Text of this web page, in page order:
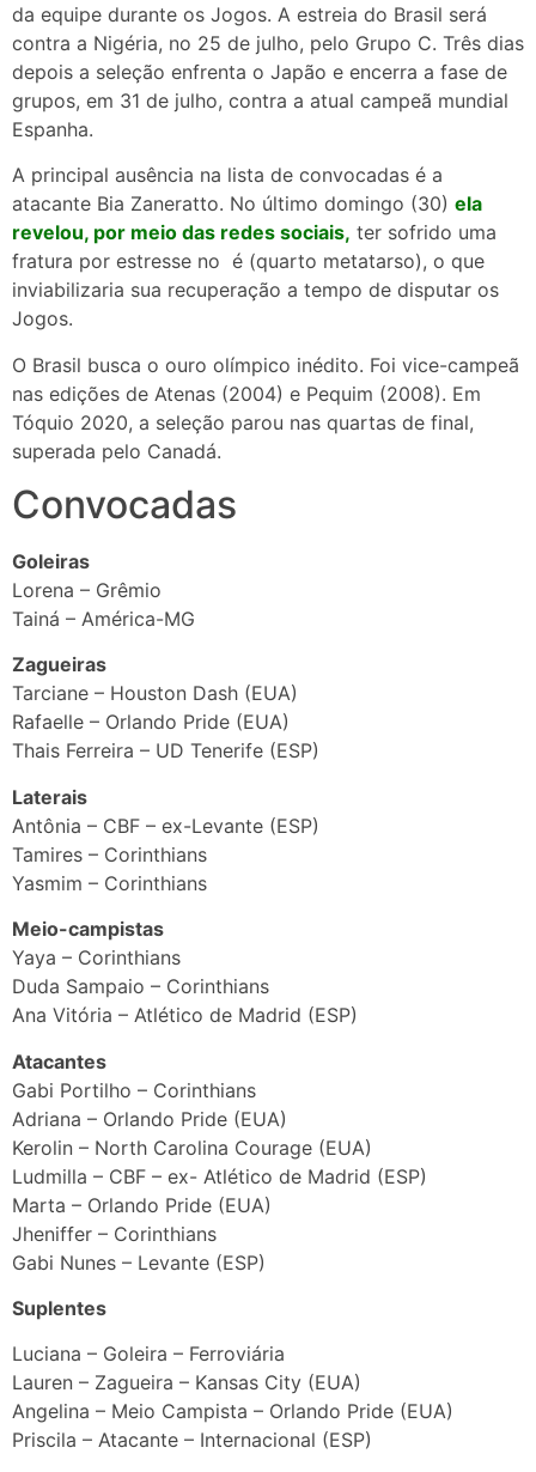
da equipe durante os Jogos. A estreia do Brasil será
contra a Nigéria, no 25 de julho, pelo Grupo C. Três dias
depois a seleção enfrenta o Japão e encerra a fase de
grupos, em 31 de julho, contra a atual campeã mundial
Espanha.
A principal ausência na lista de convocadas é a
atacante Bia Zaneratto. No último domingo (30) ela
revelou, por meio das redes sociais, ter sofrido uma
fratura por estresse no é (quarto metatarso), o que
inviabilizaria sua recuperação a tempo de disputar os
Jogos.
O Brasil busca o ouro olímpico inédito. Foi vice-campeã
nas edições de Atenas (2004) e Pequim (2008). Em
Tóquio 2020, a seleção parou nas quartas de final,
superada pelo Canadá.
Convocadas
Goleiras
Lorena – Grêmio
Tainá – América-MG
Zagueiras
Tarciane – Houston Dash (EUA)
Rafaelle – Orlando Pride (EUA)
Thais Ferreira – UD Tenerife (ESP)
Laterais
Antônia – CBF – ex-Levante (ESP)
Tamires – Corinthians
Yasmim – Corinthians
Meio-campistas
Yaya – Corinthians
Duda Sampaio – Corinthians
Ana Vitória – Atlético de Madrid (ESP)
Atacantes
Gabi Portilho – Corinthians
Adriana – Orlando Pride (EUA)
Kerolin – North Carolina Courage (EUA)
Ludmilla – CBF – ex- Atlético de Madrid (ESP)
Marta – Orlando Pride (EUA)
Jheniffer – Corinthians
Gabi Nunes – Levante (ESP)
Suplentes
Luciana – Goleira – Ferroviária
Lauren – Zagueira – Kansas City (EUA)
Angelina – Meio Campista – Orlando Pride (EUA)
Priscila – Atacante – Internacional (ESP)